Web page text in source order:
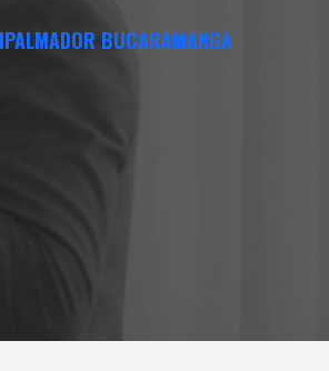
BUCARAMANGA